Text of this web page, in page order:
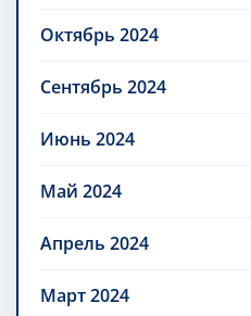
Октябрь 2024
Сентябрь 2024
Июнь 2024
Май 2024
Апрель 2024
Март 2024